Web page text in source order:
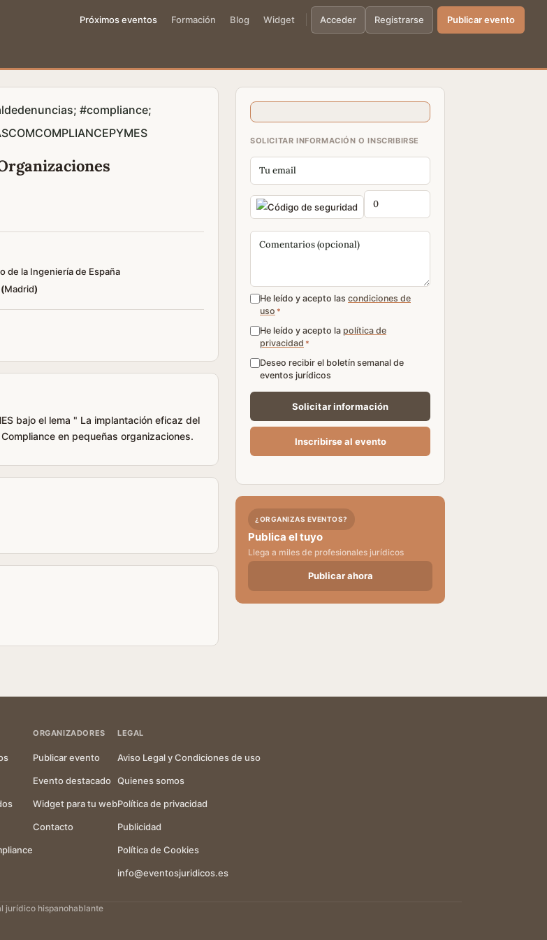
Próximos eventos Formación Blog Widget Acceder Registrarse Publicar evento
#compliance;
COMPLIANCEPYMES
de la Ingeniería de España
(Madrid)
bajo el lema " La implantación eficaz del
en pequeñas organizaciones.
SOLICITAR INFORMACIÓN O INSCRIBIRSE
He leído y acepto las condiciones de
uso *
He leído y acepto la política de
privacidad *
Deseo recibir el boletín semanal de
eventos jurídicos
¿ORGANIZAS EVENTOS?
Publica el tuyo
Llega a miles de profesionales jurídicos
Publicar ahora
ORGANIZADORES
Publicar evento
Evento destacado
Widget para tu web
Contacto
LEGAL
Aviso Legal y Condiciones de uso
Quienes somos
Política de privacidad
Publicidad
Política de Cookies
info@eventosjuridicos.es
jurídico hispanohablante